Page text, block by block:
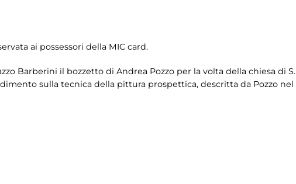
ai possessori della MIC card.
Barberini il bozzetto di Andrea Pozzo per la volta della chiesa di S.
sulla tecnica della pittura prospettica, descritta da Pozzo nel